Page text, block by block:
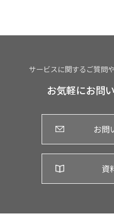
サービスに関するご質問
お気軽にお問
お問
資